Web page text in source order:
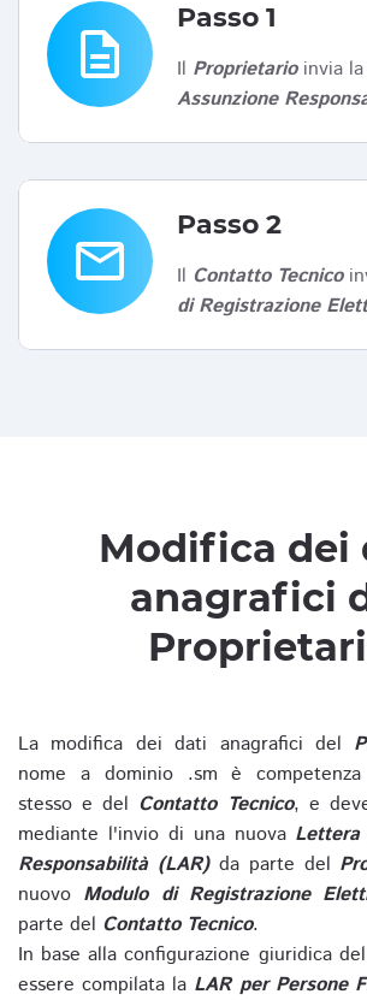
description
Passo 1
Il Proprietarioinvia la
Assunzione
email
Passo 2
Il Contatto Tecnico
di Registrazione
Modifica dei
anagrafici
La modifica dei dati anagrafici del
nome a dominio .sm è
stesso e del Contatto Tecnico, e
mediante l'invio di una nuova
Responsabilità (LAR)da parte del
nuovo Modulo di Registrazione
parte del Contatto Tecnico.
In base alla configurazione giuridica
essere compilata la LAR per Persone